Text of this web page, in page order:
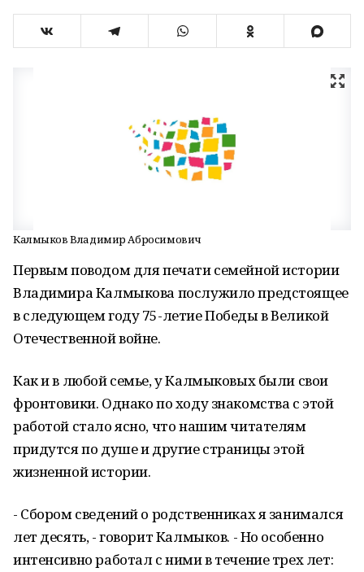
Калмыков Владимир Абросимович
Первым поводом для печати семейной истории
Владимира Калмыкова послужило предстоящее
в следующем году 75-летие Победы в Великой
Отечественной войне.
Как и в любой семье, у Калмыковых были свои
фронтовики. Однако по ходу знакомства с этой
работой стало ясно, что нашим читателям
придутся по душе и другие страницы этой
жизненной истории.
- Сбором сведений о родственниках я занимался
лет десять, - говорит Калмыков. - Но особенно
интенсивно работал с ними в течение трех лет: